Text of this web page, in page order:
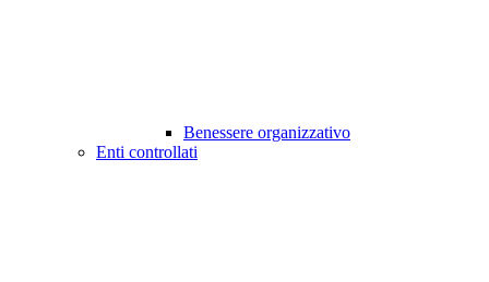
Benessere organizzativo
Enti controllati